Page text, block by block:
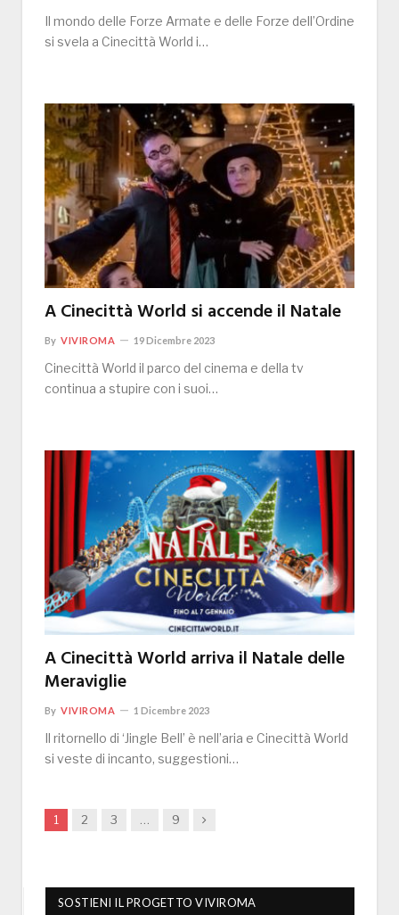
Il mondo delle Forze Armate e delle Forze dell’Ordine
si svela a Cinecittà World i…
A Cinecittà World si accende il Natale
By VIVIROMA 19 Dicembre 2023
Cinecittà World il parco del cinema e della tv
continua a stupire con i suoi…
A Cinecittà World arriva il Natale delle
Meraviglie
By VIVIROMA 1 Dicembre 2023
Il ritornello di ‘Jingle Bell’ è nell’aria e Cinecittà World
si veste di incanto, suggestioni…
1 2 3 … 9 Next
SOSTIENI IL PROGETTO VIVIROMA